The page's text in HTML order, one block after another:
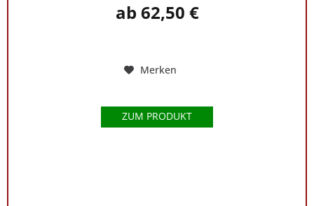
ab 62,50 €
Merken
ZUM PRODUKT